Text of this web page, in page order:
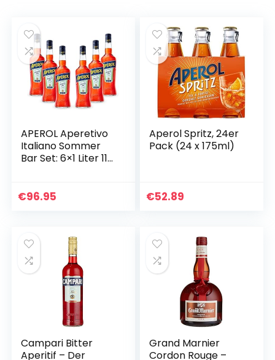
APEROL Aperetivo
Italiano Sommer
Bar Set: 6×1 Liter 11%
€96.95
Aperol Spritz, 24er
Pack (24 x 175ml)
€52.89
Campari Bitter
Aperitif – Der
Grand Marnier
Cordon Rouge –